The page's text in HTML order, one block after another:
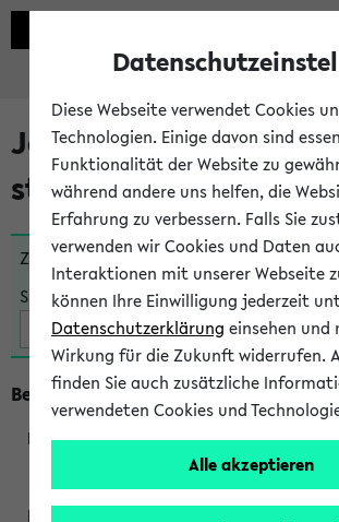
Jetzt und in Kürze
stattfindende
Zu viele Veranstaltungen?Fakultät
Suche:
Beginn um 10 Uhr
Diese Webseite verwendet Cookies
Technologien. Einige davon sind
Funktionalität der Website zu
während andere uns helfen, die
Erfahrung zu verbessern. Falls Sie
verwenden wir Cookies und Daten
Interaktionen mit unserer Webseite
können Ihre Einwilligung jederzeit
Datenschutzerklärung einsehen und
Wirkung für die Zukunft widerrufen.
finden Sie auch zusätzliche
verwendeten Cookies und
Alle akzeptieren